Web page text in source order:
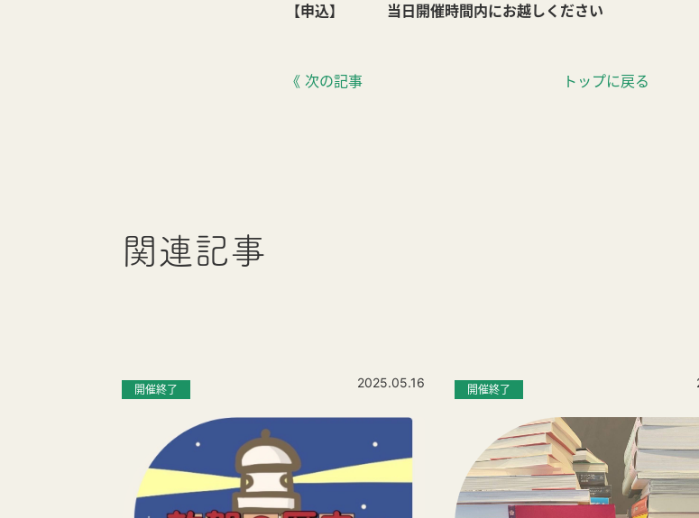
【申込】 当日開催時間内にお越しください
《 次の記事 トップに戻る
関連記事
開催終了 2025.05.16 開催終了